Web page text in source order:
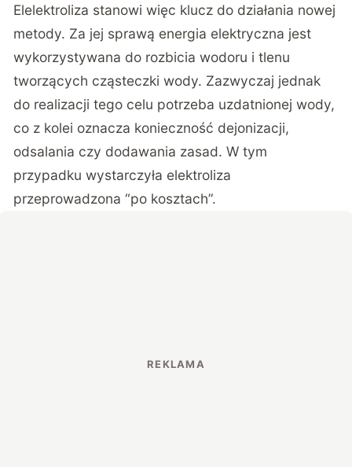
Elelektroliza stanowi więc klucz do działania nowej
metody. Za jej sprawą energia elektryczna jest
wykorzystywana do rozbicia wodoru i tlenu
tworzących cząsteczki wody. Zazwyczaj jednak
do realizacji tego celu potrzeba uzdatnionej wody,
co z kolei oznacza konieczność dejonizacji,
odsalania czy dodawania zasad. W tym
przypadku wystarczyła elektroliza
przeprowadzona “po kosztach”.